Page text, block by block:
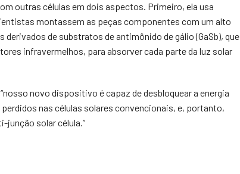
outras células em dois aspectos. Primeiro, ela usa
montassem as peças componentes com um alto
derivados de substratos de antimônido de gálio (GaSb), que
infravermelhos, para absorver cada parte da luz solar
novo dispositivo é capaz de desbloquear a energia
nas células solares convencionais, e, portanto,
junção solar célula.”